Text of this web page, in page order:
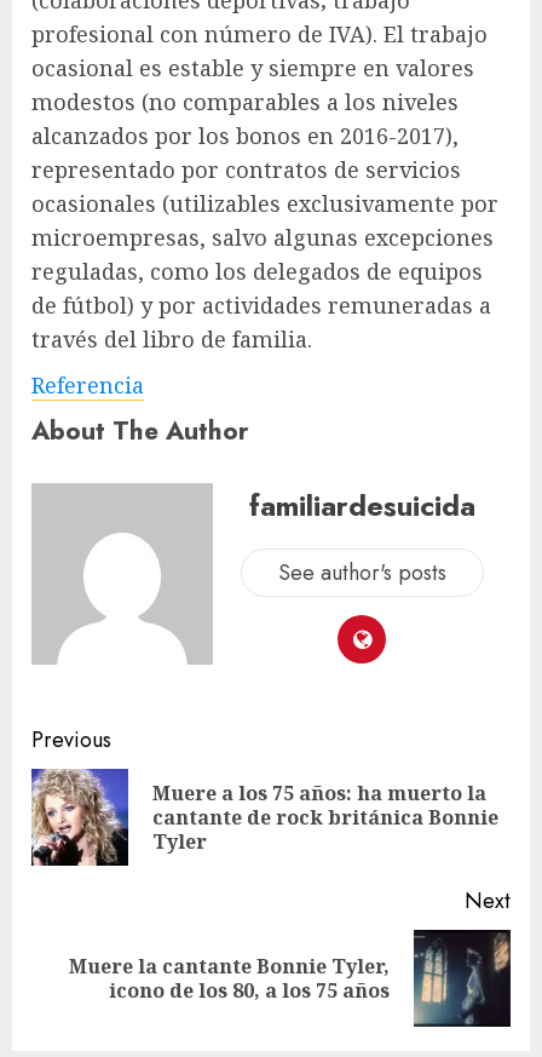
profesional con número de IVA). El trabajo
ocasional es estable y siempre en valores
modestos (no comparables a los niveles
alcanzados por los bonos en 2016-2017),
representado por contratos de servicios
ocasionales (utilizables exclusivamente por
microempresas, salvo algunas excepciones
reguladas, como los delegados de equipos
de fútbol) y por actividades remuneradas a
través del libro de familia.
Referencia
About The Author
familiardesuicida
See author's posts
Previous
Muere a los 75 años: ha muerto la
cantante de rock británica Bonnie
Tyler
Next
Muere la cantante Bonnie Tyler,
icono de los 80, a los 75 años